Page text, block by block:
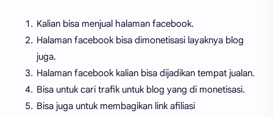
Kalian bisa menjual halaman facebook.
Halaman facebook bisa dimonetisasi layaknya blog
juga.
Halaman facebook kalian bisa dijadikan tempat jualan.
Bisa untuk cari trafik untuk blog yang di monetisasi.
Bisa juga untuk membagikan link afiliasi